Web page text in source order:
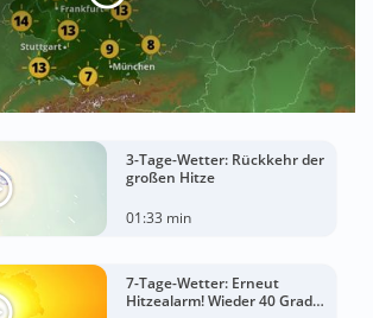
3-Tage-Wetter: Rückkehr der
großen Hitze
01:33 min
7-Tage-Wetter: Erneut
Hitzealarm! Wieder 40 Grad